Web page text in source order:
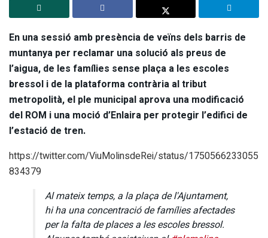
En una sessió amb presència de veïns dels barris de
muntanya per reclamar una solució als preus de
l’aigua, de les famílies sense plaça a les escoles
bressol i de la plataforma contrària al tribut
metropolità, el ple municipal aprova una modificació
del ROM i una moció d’Enlaira per protegir l’edifici de
l’estació de tren.
https://twitter.com/ViuMolinsdeRei/status/1750566233055
834379
Al mateix temps, a la plaça de l'Ajuntament,
hi ha una concentració de famílies afectades
per la falta de places a les escoles bressol.